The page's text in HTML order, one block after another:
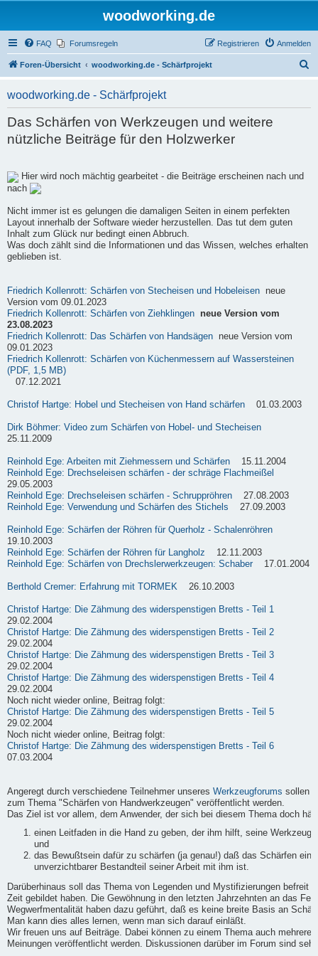
woodworking.de
FAQ Forumsregeln Anmelden
Registrieren
Foren-Übersicht woodworking.de - Schärfprojekt
woodworking.de - Schärfprojekt
Das Schärfen von Werkzeugen und weitere
nützliche Beiträge für den Holzwerker
Hier wird noch mächtig gearbeitet - die Beiträge erscheinen nach und
nach
Nicht immer ist es gelungen die damaligen Seiten in einem perfekten
Layout innerhalb der Software wieder herzustellen. Das tut dem guten
Inhalt zum Glück nur bedingt einen Abbruch.
Was doch zählt sind die Informationen und das Wissen, welches erhalten
geblieben ist.
Friedrich Kollenrott: Schärfen von Stecheisen und Hobeleisen neue
Version vom 09.01.2023
Friedrich Kollenrott: Schärfen von Ziehklingen
neue Version vom
23.08.2023
Friedrich Kollenrott: Das Schärfen von Handsägen neue Version vom
09.01.2023
Friedrich Kollenrott: Schärfen von Küchenmessern auf Wassersteinen
(PDF, 1,5 MB)
07.12.2021
Christof Hartge: Hobel und Stecheisen von Hand schärfen 01.03.2003
Dirk Böhmer: Video zum Schärfen von Hobel- und Stecheisen
25.11.2009
Reinhold Ege: Arbeiten mit Ziehmessern und Schärfen 15.11.2004
Reinhold Ege: Drechseleisen schärfen - der schräge Flachmeißel
29.05.2003
Reinhold Ege: Drechseleisen schärfen - Schruppröhren 27.08.2003
Reinhold Ege: Verwendung und Schärfen des Stichels 27.09.2003
Reinhold Ege: Schärfen der Röhren für Querholz - Schalenröhren
19.10.2003
Reinhold Ege: Schärfen der Röhren für Langholz 12.11.2003
Reinhold Ege: Schärfen von Drechslerwerkzeugen: Schaber 17.01.2004
Berthold Cremer: Erfahrung mit TORMEK 26.10.2003
Christof Hartge: Die Zähmung des widerspenstigen Bretts - Teil 1
29.02.2004
Christof Hartge: Die Zähmung des widerspenstigen Bretts - Teil 2
29.02.2004
Christof Hartge: Die Zähmung des widerspenstigen Bretts - Teil 3
29.02.2004
Christof Hartge: Die Zähmung des widerspenstigen Bretts - Teil 4
29.02.2004
Noch nicht wieder online, Beitrag folgt:
Christof Hartge: Die Zähmung des widerspenstigen Bretts - Teil 5
29.02.2004
Noch nicht wieder online, Beitrag folgt:
Christof Hartge: Die Zähmung des widerspenstigen Bretts - Teil 6
07.03.2004
Angeregt durch verschiedene Teilnehmer unseres Werkzeugforums sollen
zum Thema "Schärfen von Handwerkzeugen" veröffentlicht werden.
Das Ziel ist vor allem, dem Anwender, der sich bei diesem Thema doch
einen Leitfaden in die Hand zu geben, der ihm hilft, seine
und
das Bewußtsein dafür zu schärfen (ja genau!) daß das Schärfen
unverzichtbarer Bestandteil seiner Arbeit mit ihm ist.
Darüberhinaus soll das Thema von Legenden und Mystifizierungen befreit
Zeit gebildet haben. Die Gewöhnung in den letzten Jahrzehnten an das
Wegwerfmentalität haben dazu geführt, daß es keine breite Basis an
Man kann dies alles lernen, wenn man sich darauf einläßt.
Wir freuen uns auf Beiträge. Dabei können zu einem Thema auch mehrere
Meinungen veröffentlicht werden. Diskussionen darüber im Forum sind